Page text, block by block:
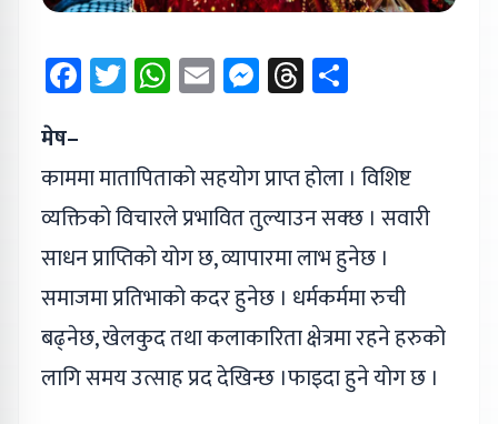
Facebook
Twitter
WhatsApp
EmailMessenger
Threads
मेष–
काममा मातापिताको सहयोग प्राप्त होला । विशिष्ट
व्यक्तिको विचारले प्रभावित तुल्याउन सक्छ । सवारी
साधन प्राप्तिको योग छ, व्यापारमा लाभ हुनेछ ।
समाजमा प्रतिभाको कदर हुनेछ । धर्मकर्ममा रुची
बढ्नेछ, खेलकुद तथा कलाकारिता क्षेत्रमा रहने हरुको
लागि समय उत्साह प्रद देखिन्छ ।फाइदा हुने योग छ ।